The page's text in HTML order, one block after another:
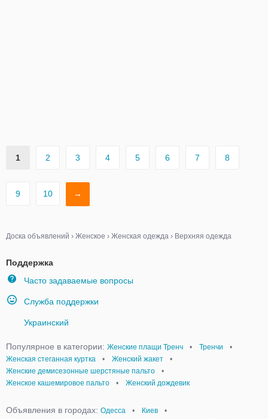
1 2 3 4 5 6 7 8
9 10 →
Доска объявлений › Женское › Женская одежда › Верхняя одежда
Поддержка
Часто задаваемые вопросы
Служба поддержки
Украинский
Популярное в категории: Женские плащи Тренч • Тренчи
•
Женская стеганная куртка
• Женский жакет
•
Женские демисезонные шерстяные пальто
•
Женское кашемировое пальто
• Женский дождевик
Объявления в городах: Одесса • Киев
•